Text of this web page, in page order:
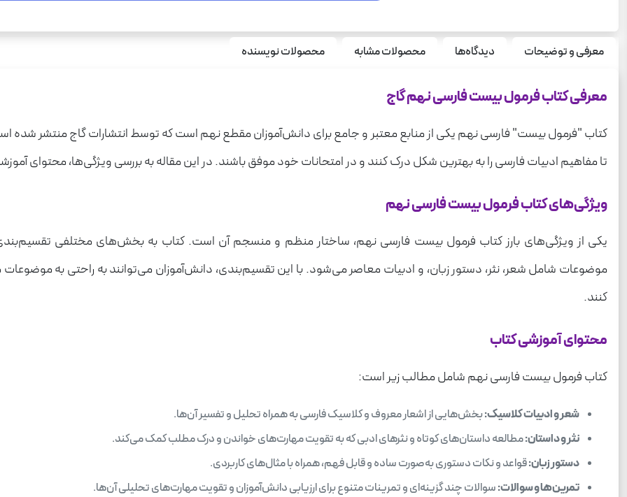
نوع جلد
معرفی و توضیحات دیدگاه‌ها محصولات مشابه محصولات نویسنده
معرفی کتاب فرمول بیست فارسی نهم گاج
کتاب "فرمول بیست" فارسی نهم یکی از منابع معتبر و جامع برای دانش‌آموزان مقطع نهم است که توسط انتشارات گاج منتشر شده
تا مفاهیم ادبیات فارسی را به بهترین شکل درک کنند و در امتحانات خود موفق باشند. در این مقاله به بررسی ویژگی‌ها، محتوای
ویژگی‌های کتاب فرمول بیست فارسی نهم
یکی از ویژگی‌های بارز کتاب فرمول بیست فارسی نهم، ساختار منظم و منسجم آن است. کتاب به بخش‌های مختلفی
موضوعات شامل شعر، نثر، دستور زبان، و ادبیات معاصر می‌شود. با این تقسیم‌بندی، دانش‌آموزان می‌توانند به راحتی به
کنند.
محتوای آموزشی کتاب
کتاب فرمول بیست فارسی نهم شامل مطالب زیر است:
شعر و ادبیات کلاسیک:بخش‌هایی از اشعار معروف و کلاسیک فارسی به همراه تحلیل و تفسیر آن‌ها.
نثر و داستان:مطالعه داستان‌های کوتاه و نثرهای ادبی که به تقویت مهارت‌های خواندن و درک مطلب کمک می‌کند.
دستور زبان:قواعد و نکات دستوری به‌صورت ساده و قابل فهم، همراه با مثال‌های کاربردی.
تمرین‌ها و سوالات:سوالات چند گزینه‌ای و تمرینات متنوع برای ارزیابی دانش‌آموزان و تقویت مهارت‌های تحلیلی آن‌ها.